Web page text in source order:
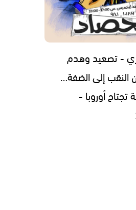
- تصعيد وهدم
النقب إلى الضفة…
أوروبا -